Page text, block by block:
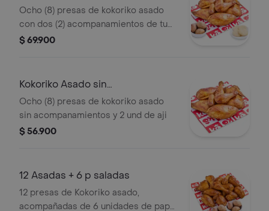
acompanamientos
Ocho (8) presas de kokoriko asado
con dos (2) acompanamientos de tu
eleccion y 2 und de aji
$ 69.900
Kokoriko Asado sin
acompanamientos
Ocho (8) presas de kokoriko asado
sin acompanamientos y 2 und de aji
$ 56.900
12 Asadas + 6 p saladas
12 presas de Kokoriko asado,
acompañadas de 6 unidades de papa